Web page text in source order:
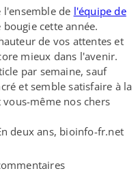
l'ensemble de l'équipe de
cette année.
de vos attentes et
mieux dans l'avenir.
par semaine, sauf
et semble satisfaire à la
​même nos chers
deux ans, bioinfo​-fr​.net